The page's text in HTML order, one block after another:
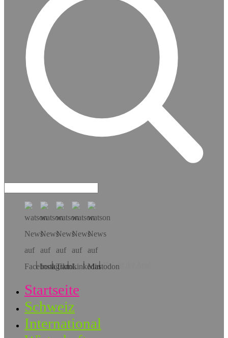
Hol dir die App!
Startseite
Schweiz
International